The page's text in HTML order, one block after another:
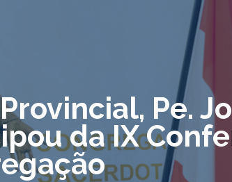
Pe.
da IX